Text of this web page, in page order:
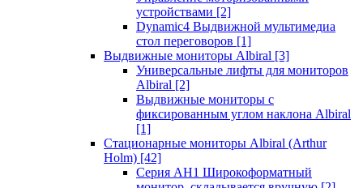
устройствами [2]
Dynamic4 Выдвижной мультимедиа
стол переговоров [1]
Выдвижные мониторы Albiral [3]
Универсальные лифты для мониторов
Albiral [2]
Выдвижные мониторы с
фиксированным углом наклона Albiral
[1]
Стационарные мониторы Albiral (Arthur
Holm) [42]
Серия AH1 Широкоформатный